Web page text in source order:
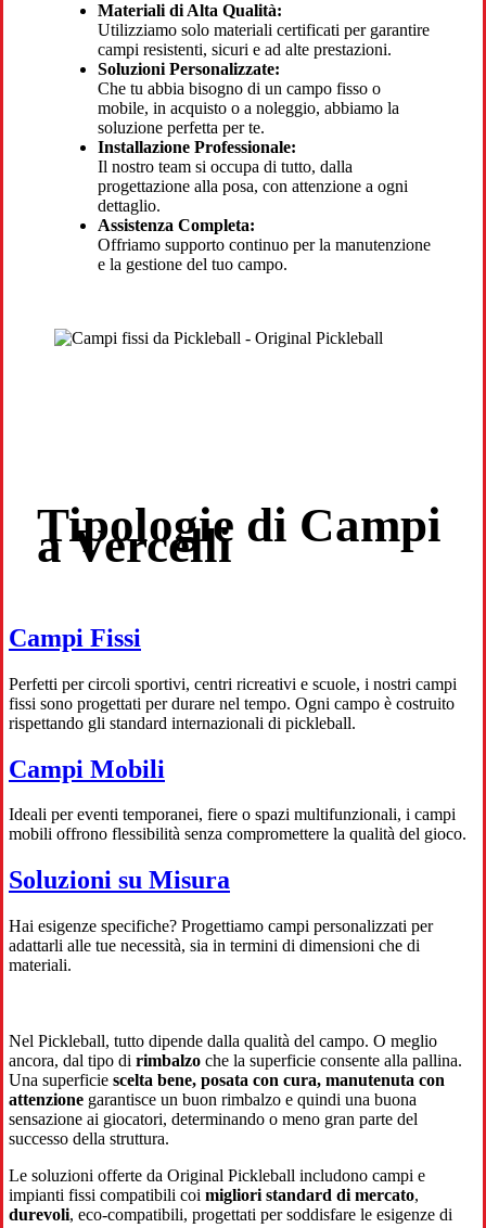
Materiali di Alta Qualità:
Utilizziamo solo materiali certificati per garantire
campi resistenti, sicuri e ad alte prestazioni.
Soluzioni Personalizzate:
Che tu abbia bisogno di un campo fisso o
mobile, in acquisto o a noleggio, abbiamo la
soluzione perfetta per te.
Installazione Professionale:
Il nostro team si occupa di tutto, dalla
progettazione alla posa, con attenzione a ogni
dettaglio.
Assistenza Completa:
Offriamo supporto continuo per la manutenzione
e la gestione del tuo campo.
Tipologie di Campi
a Vercelli
Campi Fissi
Perfetti per circoli sportivi, centri ricreativi e scuole, i nostri campi
fissi sono progettati per durare nel tempo. Ogni campo è costruito
rispettando gli standard internazionali di pickleball.
Campi Mobili
Ideali per eventi temporanei, fiere o spazi multifunzionali, i campi
mobili offrono flessibilità senza compromettere la qualità del gioco.
Soluzioni su Misura
Hai esigenze specifiche? Progettiamo campi personalizzati per
adattarli alle tue necessità, sia in termini di dimensioni che di
materiali.
Nel Pickleball, tutto dipende dalla qualità del campo. O meglio
ancora, dal tipo di rimbalzo che la superficie consente alla pallina.
Una superficie scelta bene, posata con cura, manutenuta con
attenzione garantisce un buon rimbalzo e quindi una buona
sensazione ai giocatori, determinando o meno gran parte del
successo della struttura.
Le soluzioni offerte da Original Pickleball includono campi e
impianti fissi compatibili coi migliori standard di mercato,
durevoli, eco-compatibili, progettati per soddisfare le esigenze di